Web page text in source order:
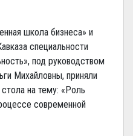
школа бизнеса» и
специальности
под руководством
Михайловны, приняли
на тему: «Роль
современной